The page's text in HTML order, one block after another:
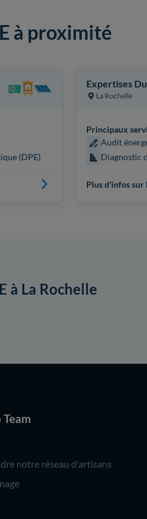
à proximité
(DPE)
Expertises
La Rochelle
Principaux
Audit
Diagnostic
Plus d'infos sur
à La Rochelle
notre réseau d'artisans